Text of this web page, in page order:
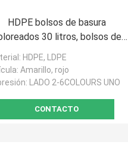
HDPE bolsos de basura
30 litros, bolsos de
de alta densidad plásticos
450 * 500m m
: HDPE, LDPE
: Amarillo, rojo
: LADO 2-6COLOURS UNO
CONTACTO